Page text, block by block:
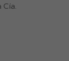
Cía.